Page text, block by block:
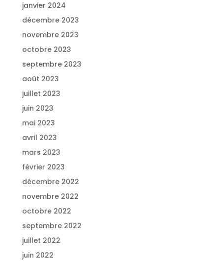
janvier 2024
décembre 2023
novembre 2023
octobre 2023
septembre 2023
août 2023
juillet 2023
juin 2023
mai 2023
avril 2023
mars 2023
février 2023
décembre 2022
novembre 2022
octobre 2022
septembre 2022
juillet 2022
juin 2022